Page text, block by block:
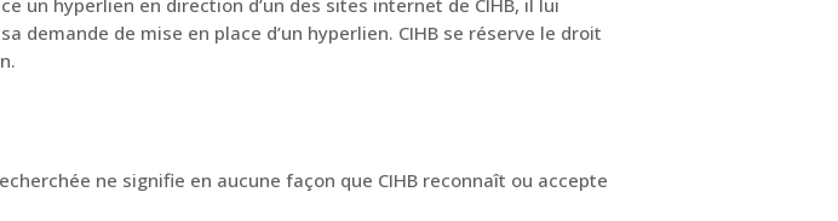
demande de mise en place d’un hyperlien. CIHB se réserve le droit
ne signifie en aucune façon que CIHB reconnaît ou accepte